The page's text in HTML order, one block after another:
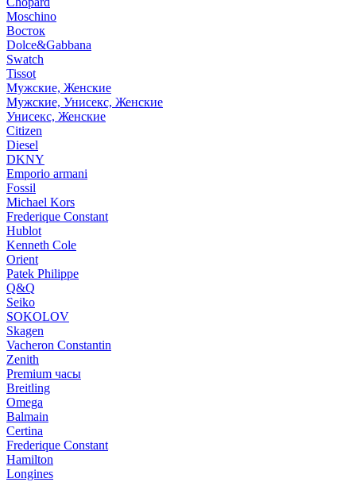
Moschino
Восток
Dolce&Gabbana
Swatch
Tissot
Мужские, Женские
Мужские, Унисекс, Женские
Унисекс, Женские
Citizen
Diesel
DKNY
Emporio armani
Fossil
Michael Kors
Frederique Constant
Hublot
Kenneth Cole
Orient
Patek Philippe
Q&Q
Seiko
SOKOLOV
Skagen
Vacheron Constantin
Zenith
Premium часы
Breitling
Omega
Balmain
Certina
Frederique Constant
Hamilton
Longines